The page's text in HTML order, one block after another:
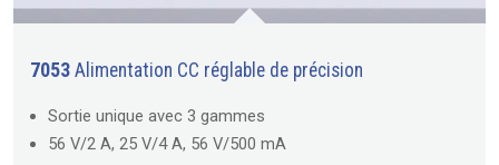
7053 Alimentation CC réglable de précision
Sortie unique avec 3 gammes
56 V/2 A, 25 V/4 A, 56 V/500 mA